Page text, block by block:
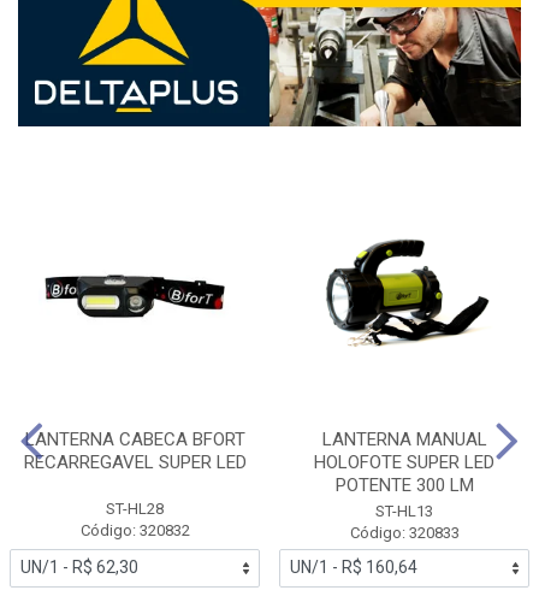
LANTERNA CABECA BFORT
RECARREGAVEL SUPER LED
ST-HL28
Código: 320832
LANTERNA MANUAL
HOLOFOTE SUPER LED
POTENTE 300 LM
ST-HL13
Código: 320833